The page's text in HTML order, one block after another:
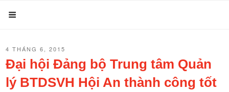
đến
nội
dung
ĐĂNG
TRONG
4 THÁNG 6, 2015
Đại hội Đảng bộ Trung tâm Quản
lý BTDSVH Hội An thành công tốt